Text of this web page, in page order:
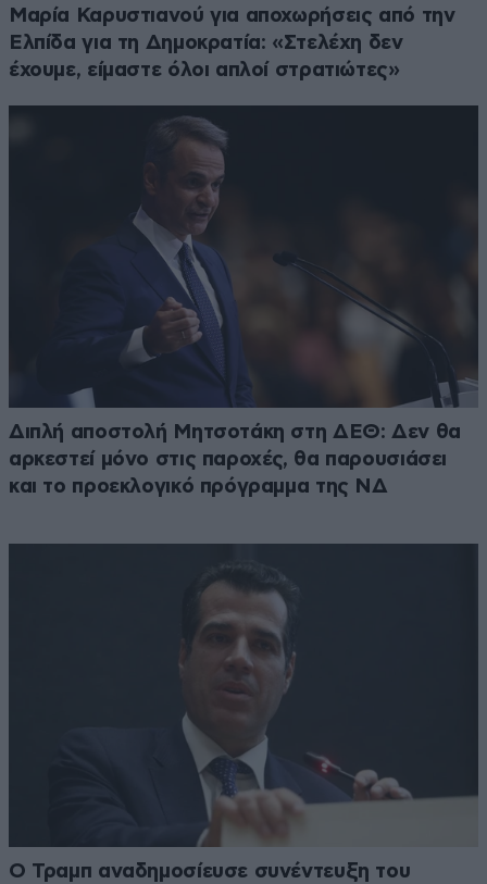
Μαρία Καρυστιανού για αποχωρήσεις από την
Ελπίδα για τη Δημοκρατία: «Στελέχη δεν
έχουμε, είμαστε όλοι απλοί στρατιώτες»
Διπλή αποστολή Μητσοτάκη στη ΔΕΘ: Δεν θα
αρκεστεί μόνο στις παροχές, θα παρουσιάσει
και το προεκλογικό πρόγραμμα της ΝΔ
Ο Τραμπ αναδημοσίευσε συνέντευξη του